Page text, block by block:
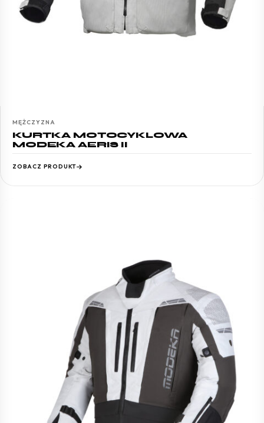
MĘŻCZYZNA
KURTKA MOTOCYKLOWA
MODEKA AERIS II
ZOBACZ PRODUKT